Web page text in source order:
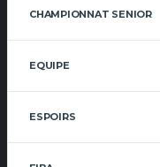
CHAMPIONNAT SENIOR
EQUIPE
ESPOIRS